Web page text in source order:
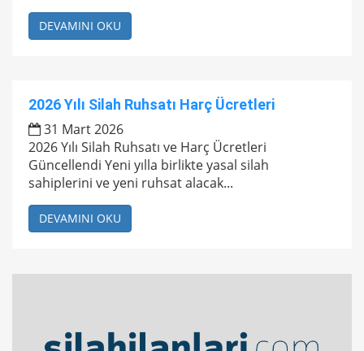
DEVAMINI OKU
2026 Yılı Silah Ruhsatı Harç Ücretleri
31 Mart 2026
2026 Yılı Silah Ruhsatı ve Harç Ücretleri
Güncellendi Yeni yılla birlikte yasal silah
sahiplerini ve yeni ruhsat alacak...
DEVAMINI OKU